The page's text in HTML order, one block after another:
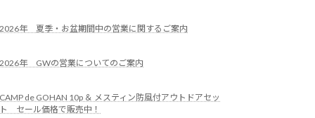
2026年 夏季・お盆期間中の営業に関するご案内
2026年 GWの営業についてのご案内
CAMP de GOHAN 10p ＆ メスティン防風付アウトドアセッ
ト セール価格で販売中！